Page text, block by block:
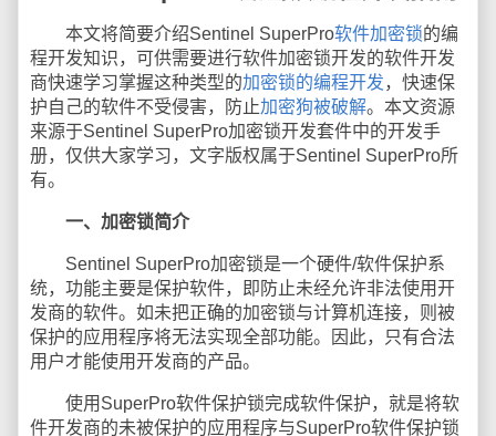
本文将简要介绍Sentinel SuperPro软件加密锁的编
程开发知识，可供需要进行软件加密锁开发的软件开发
商快速学习掌握这种类型的加密锁的编程开发，快速保
护自己的软件不受侵害，防止加密狗被破解。本文资源
来源于Sentinel SuperPro加密锁开发套件中的开发手
册，仅供大家学习，文字版权属于Sentinel SuperPro所
有。
一、加密锁简介
Sentinel SuperPro加密锁是一个硬件/软件保护系
统，功能主要是保护软件，即防止未经允许非法使用开
发商的软件。如未把正确的加密锁与计算机连接，则被
保护的应用程序将无法实现全部功能。因此，只有合法
用户才能使用开发商的产品。
使用SuperPro软件保护锁完成软件保护，就是将软
件开发商的未被保护的应用程序与SuperPro软件保护锁